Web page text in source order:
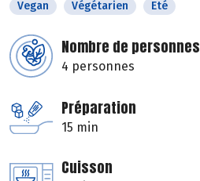
Vegan
Végétarien Eté
Nombre de personnes
4 personnes
Préparation
15 min
Cuisson